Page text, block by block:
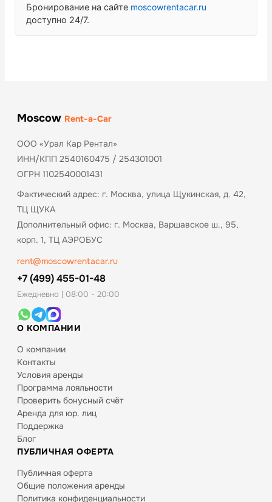
Бронирование на сайте moscowrentacar.ru
доступно 24/7.
Moscow Rent-a-Car
ООО «Урал Кар Рентал»
ИНН/КПП 2540160475 / 254301001
ОГРН 1102540001431
Фактический адрес: г. Москва, улица Щукинская, д. 42,
ТЦ ЩУКА
Дополнительный офис: г. Москва, Варшавское ш., 95,
корп. 1, ТЦ АЭРОБУС
rent@moscowrentacar.ru
+7 (499) 455-01-48
Ежедневно | 08:00 - 20:00
О КОМПАНИИ
О компании
Контакты
Условия аренды
Программа лояльности
Проверить бонусный счёт
Аренда для юр. лиц
Поддержка
Блог
ПУБЛИЧНАЯ ОФЕРТА
Публичная оферта
Общие положения аренды
Политика конфиденциальности